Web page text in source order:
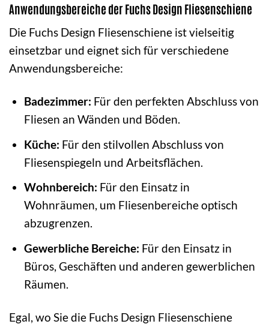
Anwendungsbereiche der Fuchs Design Fliesenschiene
Die Fuchs Design Fliesenschiene ist vielseitig
einsetzbar und eignet sich für verschiedene
Anwendungsbereiche:
Badezimmer: Für den perfekten Abschluss von
Fliesen an Wänden und Böden.
Küche: Für den stilvollen Abschluss von
Fliesenspiegeln und Arbeitsflächen.
Wohnbereich: Für den Einsatz in
Wohnräumen, um Fliesenbereiche optisch
abzugrenzen.
Gewerbliche Bereiche: Für den Einsatz in
Büros, Geschäften und anderen gewerblichen
Räumen.
Egal, wo Sie die Fuchs Design Fliesenschiene